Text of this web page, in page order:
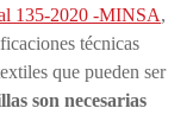
135-2020 -MINSA,
técnicas
que pueden ser
son necesarias